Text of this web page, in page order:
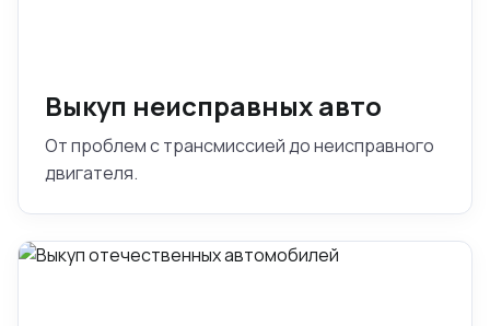
Выкуп неисправных авто
От проблем с трансмиссией до неисправного
двигателя.